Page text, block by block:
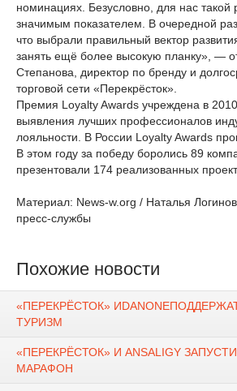
номинациях. Безусловно, для нас такой
значимым показателем. В очередной
что выбрали правильный вектор
занять ещё более высокую планку», —
Степанова, директор по бренду и
торговой сети «Перекрёсток».
Премия Loyalty Awards учреждена в
выявления лучших профессионалов
лояльности. В России Loyalty Awards
В этом году за победу боролись 89
презентовали 174 реализованных
Материал: News-w.org / Наталья
пресс-службы
Похожие новости
«ПЕРЕКРЁСТОК»
ТУРИЗМ
«ПЕРЕКРЁСТОК» И ANSALIGY
МАРАФОН